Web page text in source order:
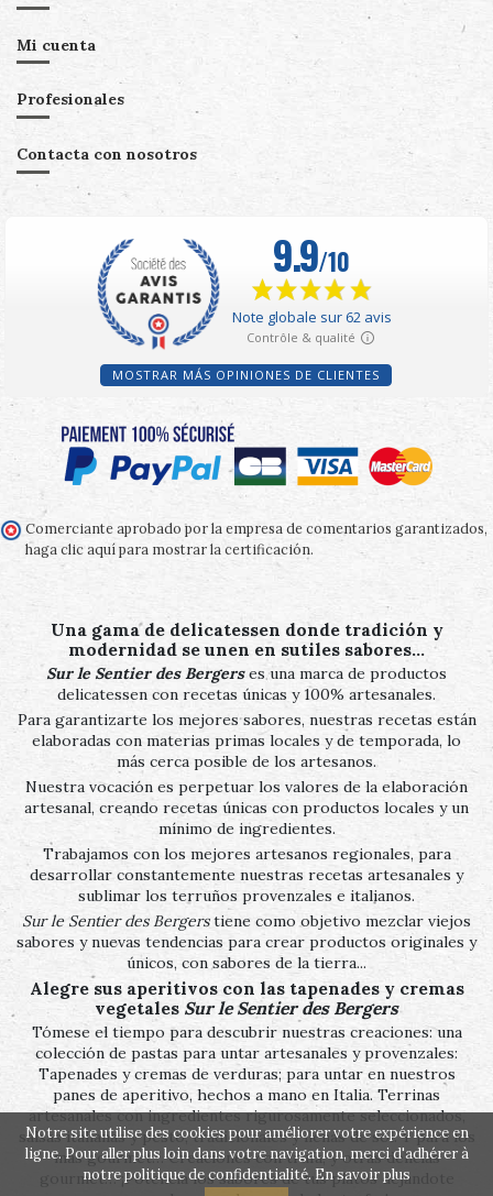
Mi cuenta
Profesionales
Contacta con nosotros
MOSTRAR MÁS OPINIONES DE CLIENTES
Comerciante aprobado por la empresa de comentarios garantizados,
haga clic aquí para mostrar la certificación.
Una gama de delicatessen donde tradición y
modernidad se unen en sutiles sabores…
Sur le Sentier des Bergerses una marca de productos
delicatessen con recetas únicas y 100% artesanales.
Para garantizarte los mejores sabores, nuestras recetas están
elaboradas con materias primas locales y de temporada, lo
más cerca posible de los artesanos.
Nuestra vocación es perpetuar los valores de la elaboración
artesanal, creando recetas únicas con productos locales y un
mínimo de ingredientes.
Trabajamos con los mejores artesanos regionales, para
desarrollar constantemente nuestras recetas artesanales y
sublimar los terruños provenzales e italianos.
Sur le Sentier des Bergerstiene como objetivo mezclar viejos
sabores y nuevas tendencias para crear productos originales y
únicos, con sabores de la tierra...
Alegre sus aperitivos con las tapenades y cremas
vegetales Sur le Sentier des Bergers
Tómese el tiempo para descubrir nuestras creaciones: una
colección de pastas para untar artesanales y provenzales:
Tapenades y cremas de verduras; para untar en nuestros
panes de aperitivo, hechos a mano en Italia. Terrinas
artesanales con ingredientes rigurosamente seleccionados,
salsas italianas y pesto, tradicionales y llenas de sol. Y para los
más gourmet… Creaciones con trufa, y otras delicias
gourmet… ¡Potencia los sabores de tus platos dejándote
Notre site utilise des cookies pour améliorer votre expérience en
ligne. Pour aller plus loin dans votre navigation, merci d'adhérer à
notre politique de confidentialité. En savoir plus